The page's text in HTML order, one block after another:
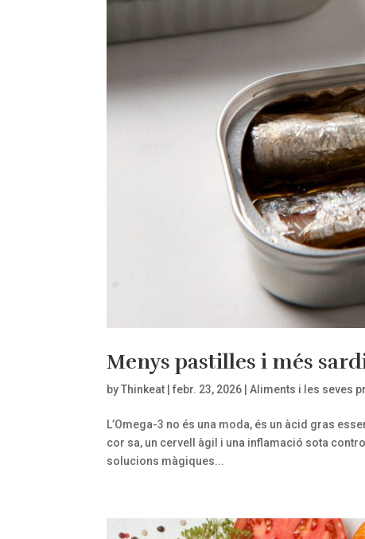
Menys pastilles i més
byThinkeat |febr. 23, 2026 |Aliments i les seves
L’Omega-3 no és una moda, és un àcid gras
cor sa, un cervell àgil i una inflamació sota
solucions màgiques...